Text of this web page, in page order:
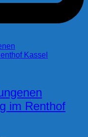
im Renthof